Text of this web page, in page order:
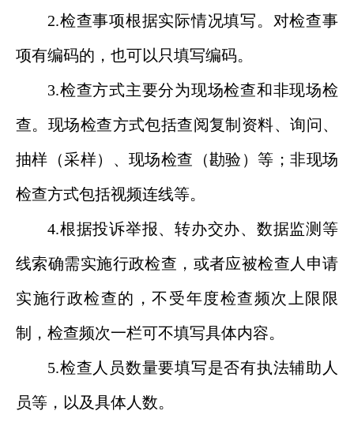
2.检查事项根据实际情况填写。对检查事
项有编码的，也可以只填写编码。
3.检查方式主要分为现场检查和非现场检
查。现场检查方式包括查阅复制资料、询问、
抽样（采样）、现场检查（勘验）等；非现场
检查方式包括视频连线等。
4.根据投诉举报、转办交办、 数据监测等
线索确需实施行政检查， 或者应被检查人申请
实施行政检查的，不受年度检查频次上限限
制，检查频次一栏可不填写具体内容。
5.检查人员数量要填写是否有执法辅助人
员等 ，以及具体人数。